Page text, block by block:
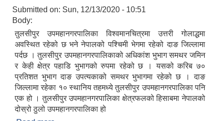
Submitted on: Sun, 12/13/2020 - 10:51
Body:
तुलसीपुर उपमहानगरपालिका विश्वमानचित्रमा उत्तरी गोलाद्धमा
अवस्थित रहेको छ भने नेपालको पश्चिमी भेगमा रहेको दाङ जिल्लामा
पर्दछ । तुलसीपुर उपमहानगरपालिकाको अधिकांश भुभाग समथर जमिन
र केही क्षेत्र पहाडि भुभागको रुपमा रहेको छ । यसको करिब ७०
प्रतिशत भुभाग दाङ उपत्यकाको समथर भुभागमा रहेको छ । दाङ
जिल्लामा रहेका १० स्थानिय तहमध्ये तुलसीपुर उपमहानगरपालिका पनि
एक हो । तुलसीपुर उपमहानगरपालिका क्षेत्रफलको हिसाबमा नेपालको
दोस्रो ठुलो उपमहानगरपालिका हो